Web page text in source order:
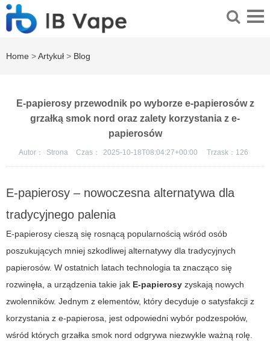
Home >Artykuł > Blog
E-papierosy przewodnik po wyborze e-papierosów z
grzałką smok nord oraz zalety korzystania z e-
papierosów
Autor： Strona Czas： 2025-10-18T08:04:27+00:00 Trzask： 126
E-papierosy – nowoczesna alternatywa dla
tradycyjnego palenia
E-papierosy cieszą się rosnącą popularnością wśród osób
poszukujących mniej szkodliwej alternatywy dla tradycyjnych
papierosów. W ostatnich latach technologia ta znacząco się
rozwinęła, a urządzenia takie jak E-papierosy zyskają nowych
zwolenników. Jednym z elementów, który decyduje o satysfakcji z
korzystania z e-papierosa, jest odpowiedni wybór podzespołów,
wśród których grzałka smok nord odgrywa niezwykle ważną rolę.